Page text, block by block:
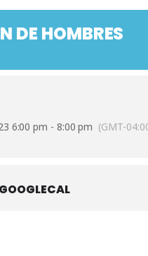
DE HOMBRES
6:00 pm - 8:00 pm (GMT-
GOOGLECAL